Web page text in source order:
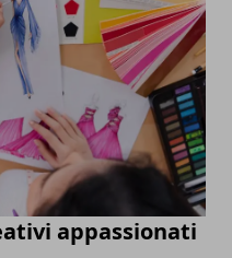
appassionati